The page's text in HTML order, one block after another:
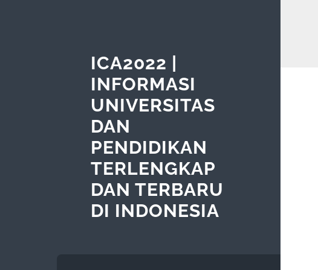
ICA2022 |
INFORMASI
UNIVERSITAS
DAN
PENDIDIKAN
TERLENGKAP
DAN TERBARU
DI INDONESIA